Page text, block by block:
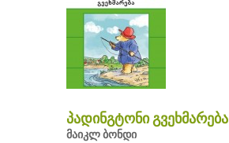
პადინგტონი გვეხმარება
მაიკლ ბონდი